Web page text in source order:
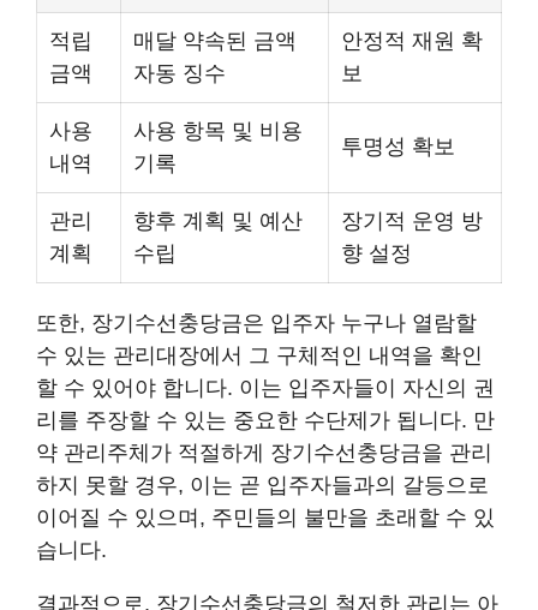
적립
금액
매달 약속된 금액
자동 징수
안정적 재원 확
보
사용
내역
사용 항목 및 비용
기록
투명성 확보
관리
계획
향후 계획 및 예산
수립
장기적 운영 방
향 설정
또한, 장기수선충당금은 입주자 누구나 열람할
수 있는 관리대장에서 그 구체적인 내역을 확인
할 수 있어야 합니다. 이는 입주자들이 자신의 권
리를 주장할 수 있는 중요한 수단제가 됩니다. 만
약 관리주체가 적절하게 장기수선충당금을 관리
하지 못할 경우, 이는 곧 입주자들과의 갈등으로
이어질 수 있으며, 주민들의 불만을 초래할 수 있
습니다.
결과적으로, 장기수선충당금의 철저한 관리는 아